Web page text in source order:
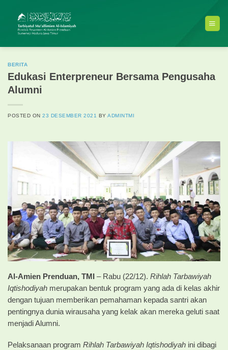
content
BERITA
Edukasi Enterpreneur Bersama Pengusaha
Alumni
POSTED ON23 DESEMBER 2021 BYADMINTMI
Al-Amien Prenduan, TMI – Rabu (22/12). Rihlah Tarbawiyah
Iqtishodiyah merupakan bentuk program yang ada di kelas akhir
dengan tujuan memberikan pemahaman kepada santri akan
pentingnya dunia wirausaha yang kelak akan mereka geluti saat
menjadi Alumni.
Pelaksanaan program Rihlah Tarbawiyah Iqtishodiyah ini dibagi